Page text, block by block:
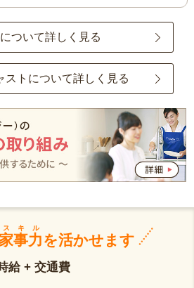
ついて詳しく見る
ストについて詳しく見る
家事力
スキル
を活かせます
給 + 交通費